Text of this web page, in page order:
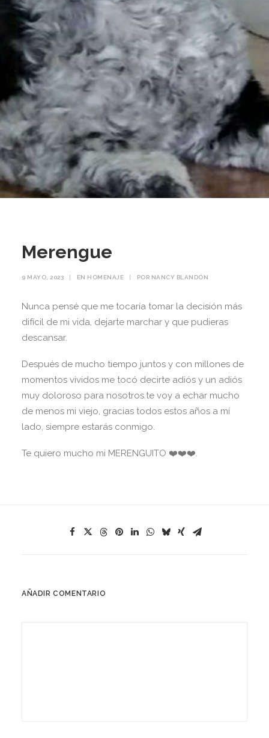
Merengue
9 MAYO, 2023 | EN HOMENAJE | POR NANCY BLANDÓN
Nunca pensé que me tocaría tomar la decisión más
difícil de mi vida, dejarte marchar y que pudieras
descansar.
Después de mucho tiempo juntos y con millones de
momentos vividos me tocó decirte adiós y un adiós
muy doloroso para nosotros.te voy a echar mucho
de menos mi viejo, gracias todos estos años a mí
lado, siempre estarás conmigo.
Te quiero mucho mi MERENGUITO ❤️❤️❤️.
AÑADIR COMENTARIO